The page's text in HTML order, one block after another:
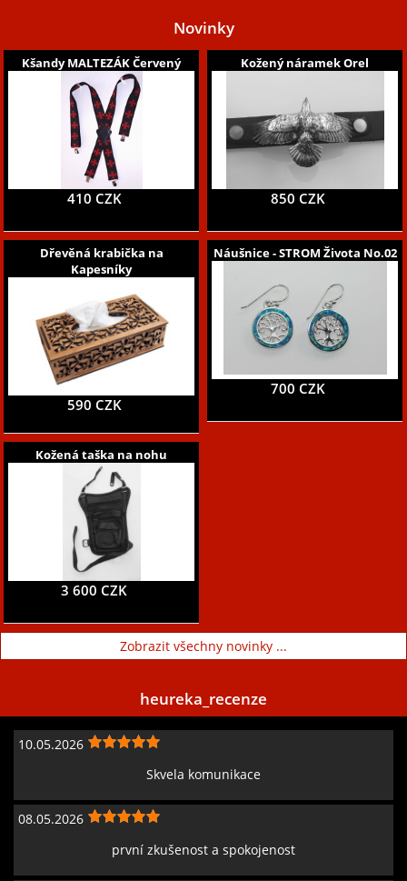
Novinky
Kšandy MALTEZÁK Červený
410 CZK
Kožený náramek Orel
850 CZK
Dřevěná krabička na
Kapesníky
590 CZK
Náušnice - STROM Života No.02
700 CZK
Kožená taška na nohu
3 600 CZK
Zobrazit všechny novinky ...
heureka_recenze
10.05.2026
Skvela komunikace
08.05.2026
první zkušenost a spokojenost